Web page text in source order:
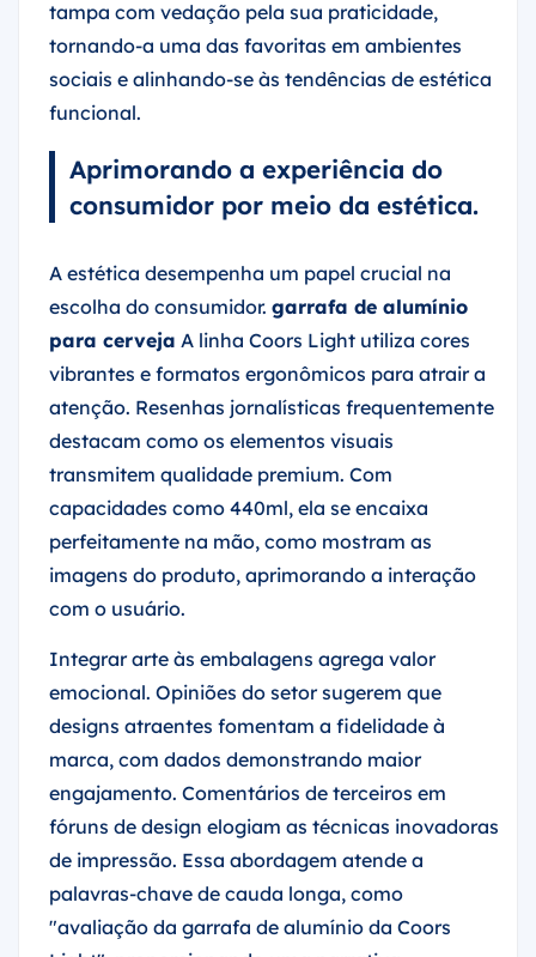
tampa com vedação pela sua praticidade,
tornando-a uma das favoritas em ambientes
sociais e alinhando-se às tendências de estética
funcional.
Aprimorando a experiência do
consumidor por meio da estética.
A estética desempenha um papel crucial na
escolha do consumidor. garrafa de alumínio
para cerveja A linha Coors Light utiliza cores
vibrantes e formatos ergonômicos para atrair a
atenção. Resenhas jornalísticas frequentemente
destacam como os elementos visuais
transmitem qualidade premium. Com
capacidades como 440ml, ela se encaixa
perfeitamente na mão, como mostram as
imagens do produto, aprimorando a interação
com o usuário.
Integrar arte às embalagens agrega valor
emocional. Opiniões do setor sugerem que
designs atraentes fomentam a fidelidade à
marca, com dados demonstrando maior
engajamento. Comentários de terceiros em
fóruns de design elogiam as técnicas inovadoras
de impressão. Essa abordagem atende a
palavras-chave de cauda longa, como
"avaliação da garrafa de alumínio da Coors